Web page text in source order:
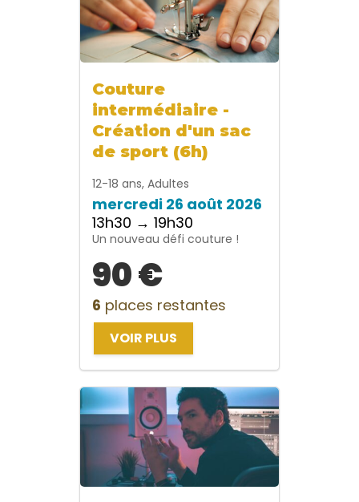
Couture
intermédiaire -
Création d'un sac
de sport (6h)
12-18 ans, Adultes
mercredi 26 août 2026
13h30 → 19h30
Un nouveau défi couture !
90 €
6 places restantes
VOIR PLUS